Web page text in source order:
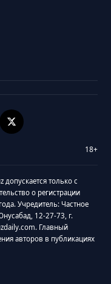
18+
допускается только с
о регистрации
Учредитель: Частное
12-27-73, г.
Главный
авторов в публикациях